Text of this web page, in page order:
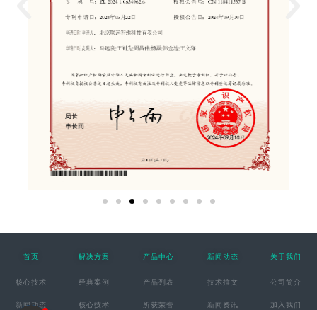
首页
核心技术
新闻动态
解决方案
经典案例
核心技术
产品中心
产品列表
所获荣誉
新闻动态
技术推文
新闻资讯
关于我们
公司简介
加入我们